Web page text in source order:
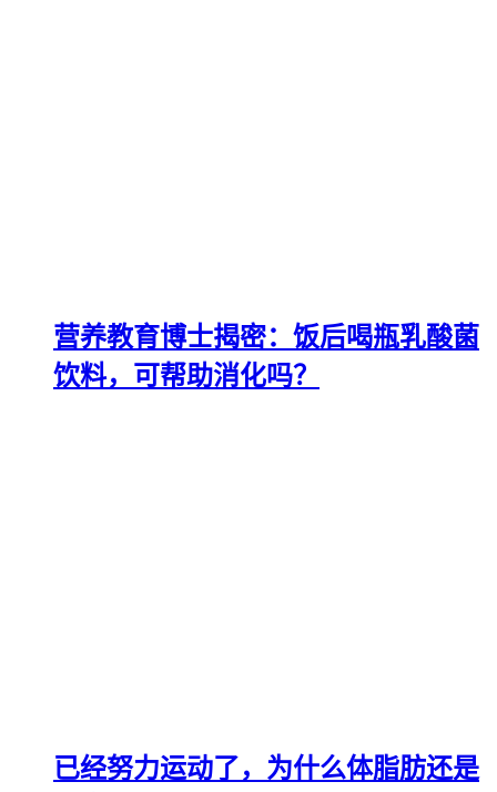
营养教育博士揭密：饭后喝瓶乳酸菌
饮料，可帮助消化吗？
已经努力运动了，为什么体脂肪还是